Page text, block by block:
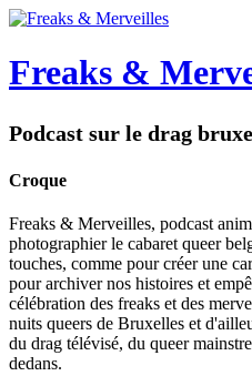
Freaks &
Podcast sur le drag
Croque
Freaks & Merveilles, podcast
photographier le cabaret queer
touches, comme pour créer une
pour archiver nos histoires et
célébration des freaks et des
nuits queers de Bruxelles et
du drag télévisé, du queer
dedans.